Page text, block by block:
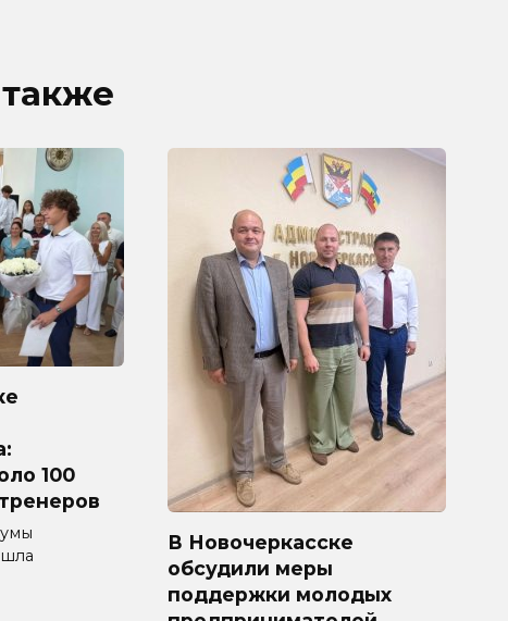
100
В Новочеркасске
обсудили меры
поддержки молодых